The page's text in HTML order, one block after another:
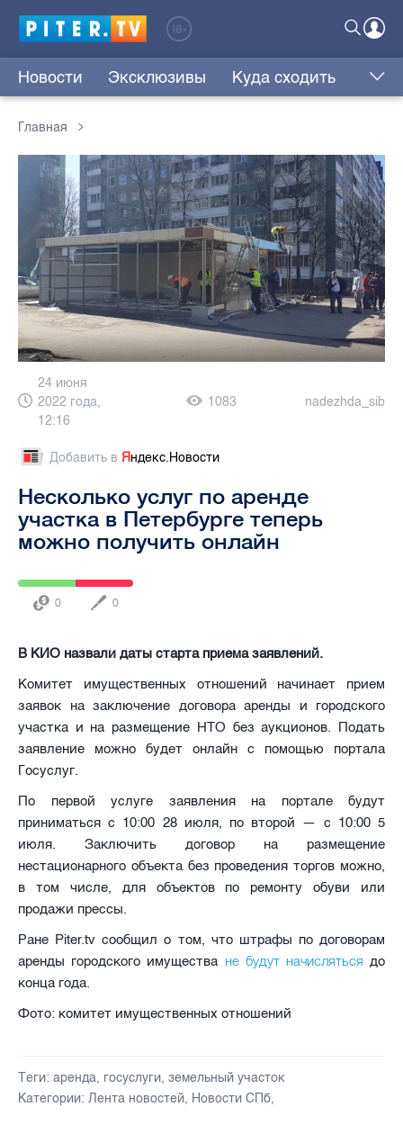
Новости Эксклюзивы Куда сходить
Главная
24 июня
2022 года,
12:16
1083 nadezhda_sib
Добавить в Яндекс.Новости
Несколько услуг по аренде
участка в Петербурге теперь
можно получить онлайн
0 0
В КИО назвали даты старта приема заявлений.
Комитет имущественных отношений начинает прием
заявок на заключение договора аренды и городского
участка и на размещение НТО без аукционов. Подать
заявление можно будет онлайн с помощью портала
Госуслуг.
По первой услуге заявления на портале будут
приниматься с 10:00 28 июля, по второй — с 10:00 5
июля. Заключить договор на размещение
нестационарного объекта без проведения торгов можно,
в том числе, для объектов по ремонту обуви или
продажи прессы.
Ране Piter.tv сообщил о том, что штрафы по договорам
аренды городского имущества не будут начисляться до
конца года.
Фото: комитет имущественных отношений
Теги: аренда, госуслуги, земельный участок
Категории: Лента новостей, Новости СПб,